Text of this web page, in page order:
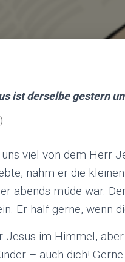
ist derselbe gestern
viel von dem Herr
nahm er die
abends müde war.
Er half gerne, wenn
Jesus im Himmel,
– auch dich!